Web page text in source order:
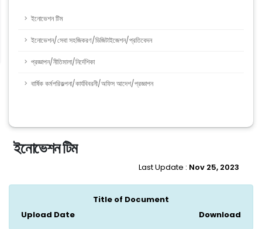
ইনোভেশন টিম
Last Update : Nov 25, 2023
Title of Document
Upload Date
Download
ইনোভেশন টিম
ইনোভেশন/সেবা সহজিকরণ/ডিজিটাইজেশন/প্রতিবেদন
প্রজ্ঞাপন/নীতিমালা/নির্দেশিকা
বার্ষিক কর্মপরিকল্পনা/কার্যবিবরনী/অফিস আদেশ/প্রজ্ঞাপন